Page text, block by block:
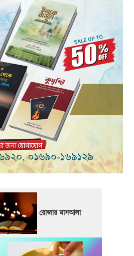
রোজার মাসআলা